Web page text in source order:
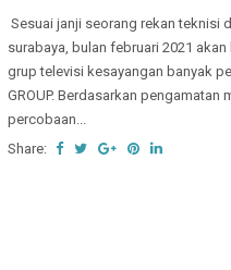
Sesuai janji seorang rekan teknisi
surabaya, bulan februari 2021
grup televisi kesayangan banyak
GROUP. Berdasarkan pengamatan
percobaan...
Share: